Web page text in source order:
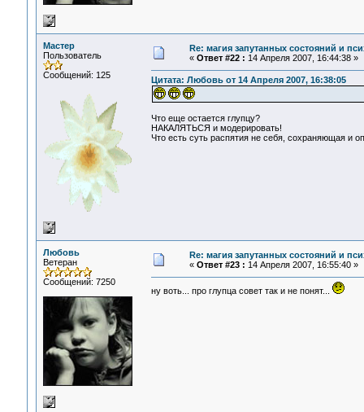
Мастер
Пользователь
Сообщений: 125
Re: магия запутанных состояний и
« Ответ #22 : 14 Апреля 2007, 16:44:38 »
Цитата: Любовь от 14 Апреля 2007, 16:38:05
Что еще остается глупцу?
НАКАЛЯТЬСЯ и модерировать!
Что есть суть распятия не себя, сохраняющая и
Любовь
Ветеран
Сообщений: 7250
Re: магия запутанных состояний и
« Ответ #23 : 14 Апреля 2007, 16:55:40 »
ну воть... про глупца совет так и не понят...